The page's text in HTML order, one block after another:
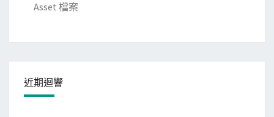
Asset 檔案
近期迴響